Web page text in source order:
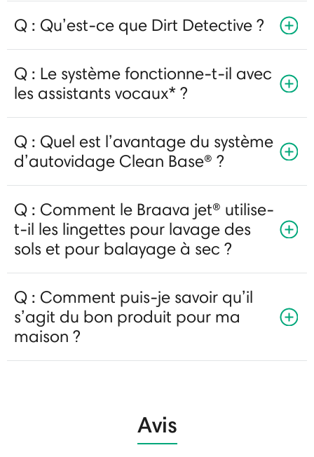
Q : Qu’est-ce que Dirt Detective ?
Q : Le système fonctionne-t-il avec
les assistants vocaux* ?
Q : Quel est l’avantage du système
d’autovidage Clean Base® ?
Q : Comment le Braava jet® utilise-
t-il les lingettes pour lavage des
sols et pour balayage à sec ?
Q : Comment puis-je savoir qu’il
s’agit du bon produit pour ma
maison ?
Avis